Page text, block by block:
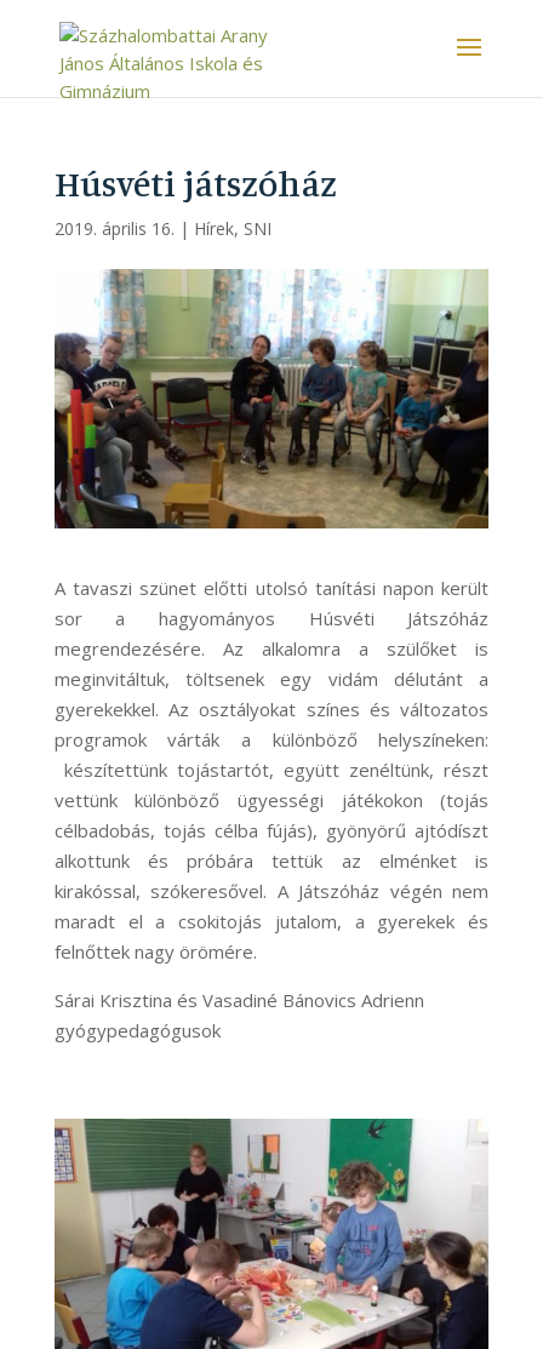
Húsvéti játszóház
2019. április 16. | Hírek, SNI
A tavaszi szünet előtti utolsó tanítási napon került
sor a hagyományos Húsvéti Játszóház
megrendezésére. Az alkalomra a szülőket is
meginvitáltuk, töltsenek egy vidám délutánt a
gyerekekkel. Az osztályokat színes és változatos
programok várták a különböző helyszíneken:
készítettünk tojástartót, együtt zenéltünk, részt
vettünk különböző ügyességi játékokon (tojás
célbadobás, tojás célba fújás), gyönyörű ajtódíszt
alkottunk és próbára tettük az elménket is
kirakóssal, szókeresővel. A Játszóház végén nem
maradt el a csokitojás jutalom, a gyerekek és
felnőttek nagy örömére.
Sárai Krisztina és Vasadiné Bánovics Adrienn
gyógypedagógusok